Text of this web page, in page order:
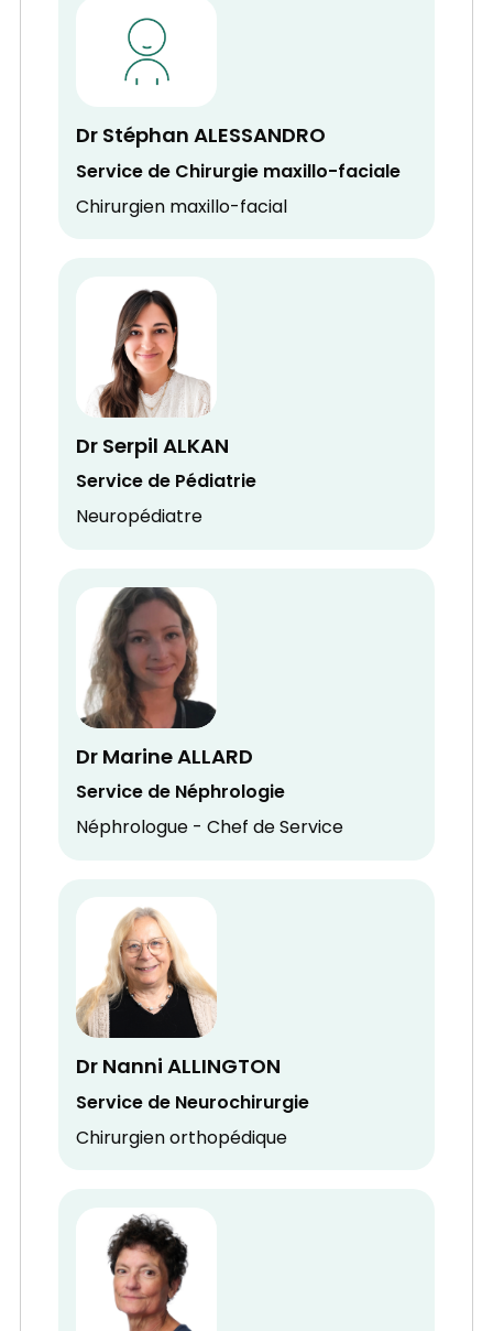
Dr Stéphan ALESSANDRO
Service de Chirurgie maxillo-faciale
Chirurgien maxillo-facial
Dr Serpil ALKAN
Service de Pédiatrie
Neuropédiatre
Dr Marine ALLARD
Service de Néphrologie
Néphrologue - Chef de Service
Dr Nanni ALLINGTON
Service de Neurochirurgie
Chirurgien orthopédique